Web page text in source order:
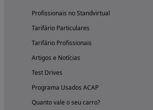
Profissionais no Standvirtual
Tarifário Particulares
Tarifário Profissionais
Artigos e Notícias
Test Drives
Programa Usados ACAP
Quanto vale o seu carro?